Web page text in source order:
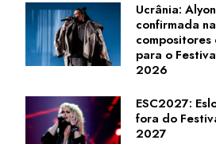
Ucrânia:
confirmada
compositores
para o
2026
ESC2027:
fora do
2027